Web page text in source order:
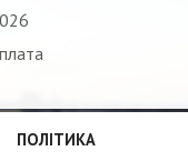
ПОЛІТИКА